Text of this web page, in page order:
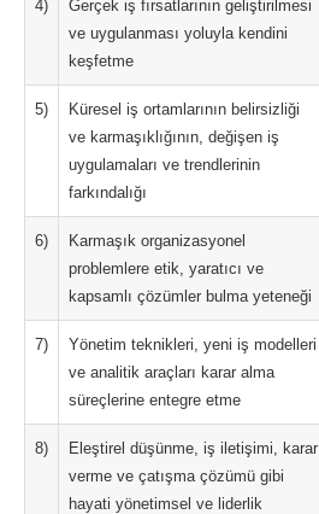
4)
Gerçek iş fırsatlarının geliştirilmesi
ve uygulanması yoluyla kendini
keşfetme
5)
Küresel iş ortamlarının belirsizliği
ve karmaşıklığının, değişen iş
uygulamaları ve trendlerinin
farkındalığı
6)
Karmaşık organizasyonel
problemlere etik, yaratıcı ve
kapsamlı çözümler bulma yeteneği
7)
Yönetim teknikleri, yeni iş modelleri
ve analitik araçları karar alma
süreçlerine entegre etme
8)
Eleştirel düşünme, iş iletişimi, karar
verme ve çatışma çözümü gibi
hayati yönetimsel ve liderlik